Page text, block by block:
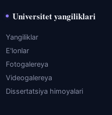
Universitet yangiliklari
Yangiliklar
E'lonlar
Fotogalereya
Videogalereya
Dissertatsiya himoyalari